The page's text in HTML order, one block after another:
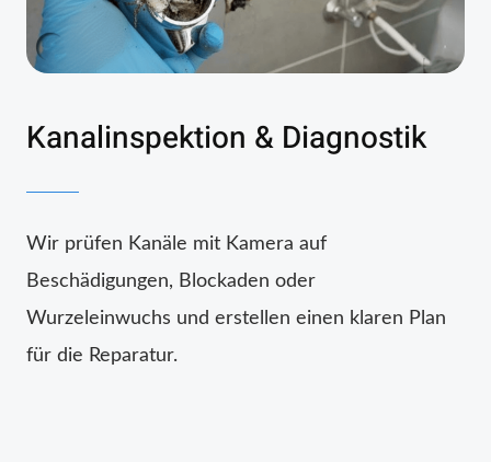
Kanalinspektion & Diagnostik
Wir prüfen Kanäle mit Kamera auf
Beschädigungen, Blockaden oder
Wurzeleinwuchs und erstellen einen klaren Plan
für die Reparatur.